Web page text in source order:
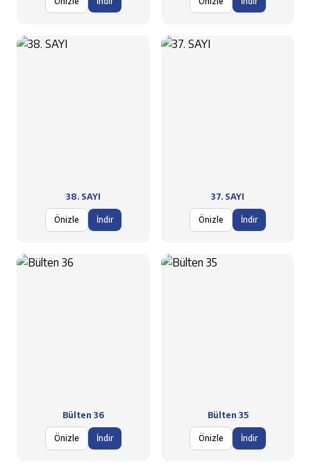
38. SAYI
Önizle İndir
37. SAYI
Önizle İndir
Bülten 36
Önizle İndir
Bülten 35
Önizle İndir